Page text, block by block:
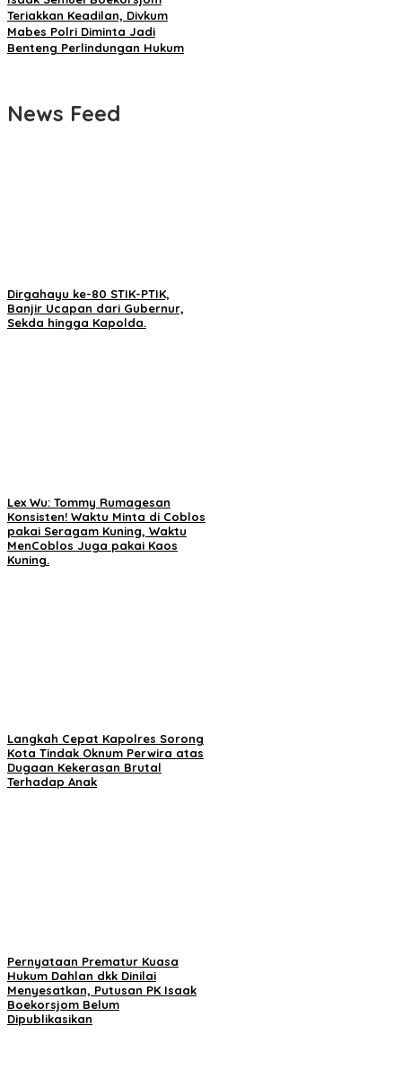
Teriakkan Keadilan, Divkum
Mabes Polri Diminta Jadi
Benteng Perlindungan Hukum
News Feed
Dirgahayu ke-80 STIK-PTIK,
Banjir Ucapan dari Gubernur,
Sekda hingga Kapolda.
Lex Wu: Tommy Rumagesan
Konsisten! Waktu Minta di Coblos
pakai Seragam Kuning, Waktu
MenCoblos Juga pakai Kaos
Kuning.
Langkah Cepat Kapolres Sorong
Kota Tindak Oknum Perwira atas
Dugaan Kekerasan Brutal
Terhadap Anak
Pernyataan Prematur Kuasa
Hukum Dahlan dkk Dinilai
Menyesatkan, Putusan PK Isaak
Boekorsjom Belum
Dipublikasikan